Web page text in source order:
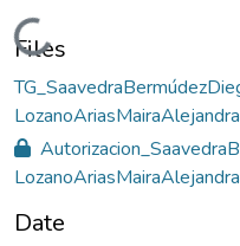
Loading...
Files
Date